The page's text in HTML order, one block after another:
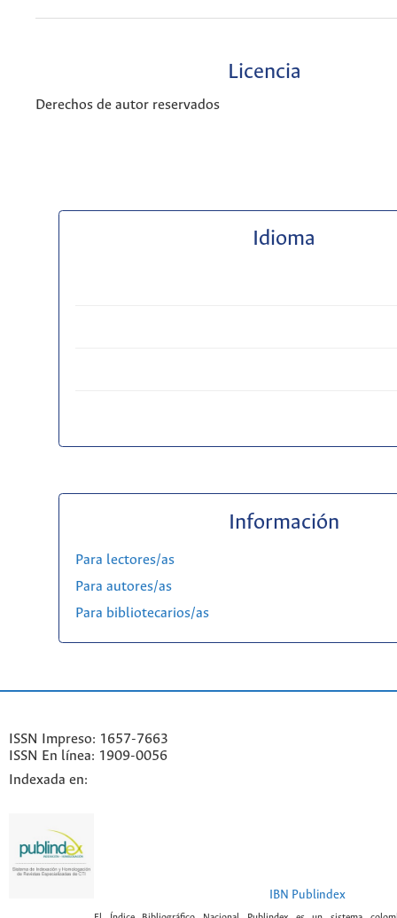
Licencia
Derechos de autor reservados
Idioma
Información
Para lectores/as
Para autores/as
Para bibliotecarios/as
ISSN Impreso: 1657-7663
ISSN En línea: 1909-0056
Indexada en:
IBN Publindex